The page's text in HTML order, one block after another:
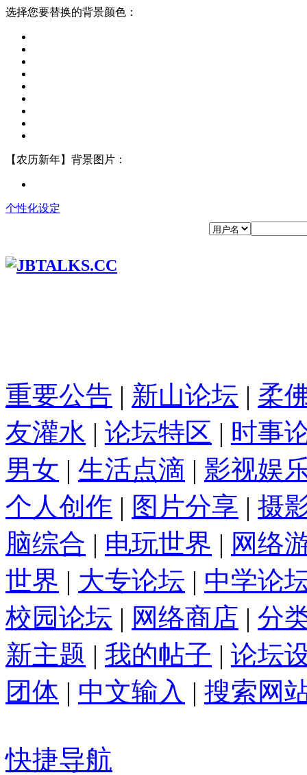
选择您要替换的背景颜色：
【农历新年】背景图片：
个性化设定
重要公告 | 新山论坛 | 柔
友灌水 | 论坛特区 | 时事
男女 | 生活点滴 | 影视娱
个人创作 | 图片分享 | 摄
脑综合 | 电玩世界 | 网络
世界 | 大专论坛 | 中学论
校园论坛 | 网络商店 | 分
新主题 | 我的帖子 | 论坛
团体 | 中文输入 | 搜索网
快捷导航